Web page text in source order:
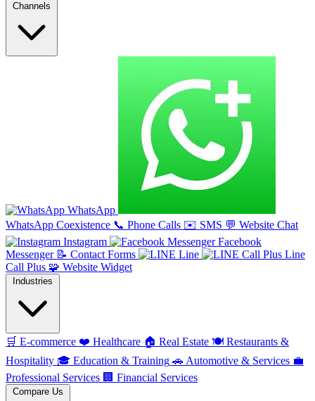
Channels
WhatsApp
WhatsApp Coexistence 📞 Phone Calls ✉️ SMS 💬 Website Chat
Instagram
Facebook
Messenger 📝 Contact Forms Line
Line
Call Plus 🧩 Website Widget
Industries
🛒 E-commerce ❤️ Healthcare 🏠 Real Estate 🍽️ Restaurants &
Hospitality 🎓 Education & Training 🚗 Automotive & Services 💼
Professional Services 🏢 Financial Services
Compare Us